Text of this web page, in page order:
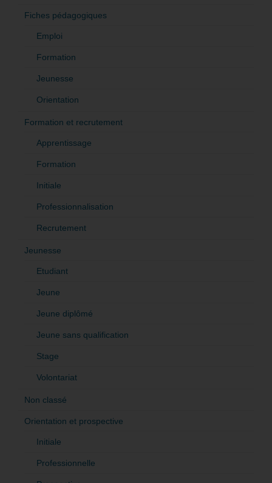
Fiches pédagogiques
Emploi
Formation
Jeunesse
Orientation
Formation et recrutement
Apprentissage
Formation
Initiale
Professionnalisation
Recrutement
Jeunesse
Etudiant
Jeune
Jeune diplômé
Jeune sans qualification
Stage
Volontariat
Non classé
Orientation et prospective
Initiale
Professionnelle